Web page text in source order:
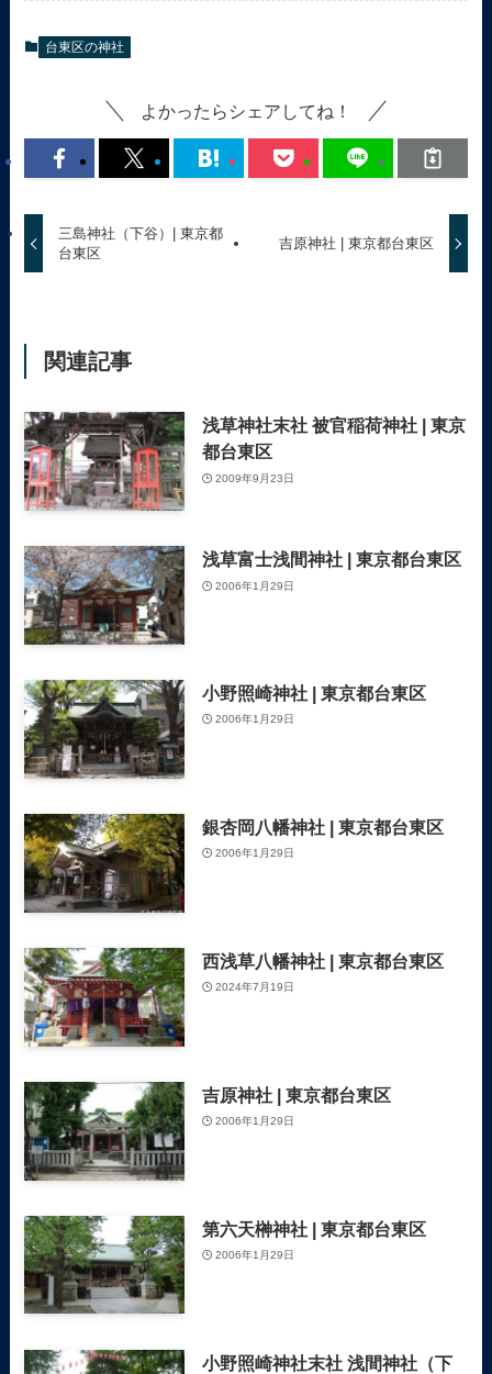
台東区の神社
よかったらシェアしてね！
三島神社（下谷）| 東京都
台東区
吉原神社 | 東京都台東区
関連記事
浅草神社末社 被官稲荷神社 | 東京
都台東区
2009年9月23日
浅草富士浅間神社 | 東京都台東区
2006年1月29日
小野照崎神社 | 東京都台東区
2006年1月29日
銀杏岡八幡神社 | 東京都台東区
2006年1月29日
西浅草八幡神社 | 東京都台東区
2024年7月19日
吉原神社 | 東京都台東区
2006年1月29日
第六天榊神社 | 東京都台東区
2006年1月29日
小野照崎神社末社 浅間神社（下